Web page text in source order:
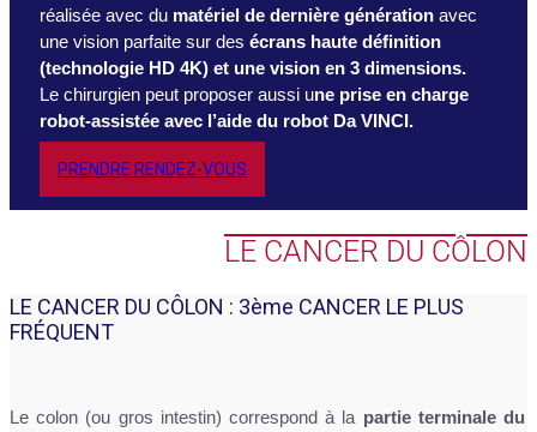
réalisée avec du matériel de dernière génération avec
une vision parfaite sur des écrans haute définition
(technologie HD 4K) et une vision en 3 dimensions.
Le chirurgien peut proposer aussi une prise en charge
robot-assistée avec l’aide du robot Da VINCI.
PRENDRE RENDEZ-VOUS
LE CANCER DU CÔLON
LE CANCER DU CÔLON : 3ème CANCER LE PLUS
FRÉQUENT
Le colon (ou gros intestin) correspond à la partie terminale du